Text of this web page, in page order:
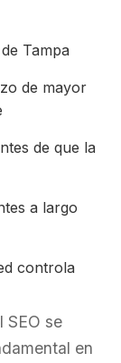
Tampa
de mayor
de que la
a largo
controla
SEO se
en